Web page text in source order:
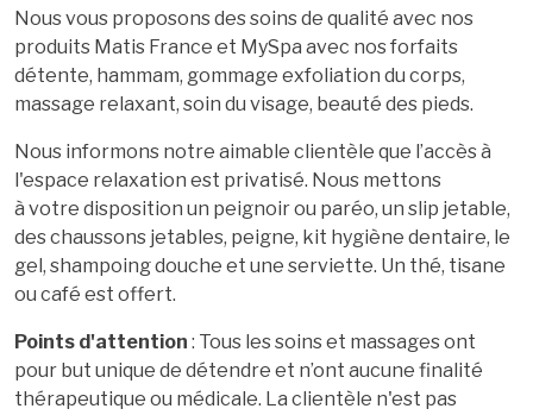
Nous vous proposons des soins de qualité avec nos
produits Matis France et MySpa avec nos forfaits
détente, hammam, gommage exfoliation du corps,
massage relaxant, soin du visage, beauté des pieds.
Nous informons notre aimable clientèle que l’accès à
l'espace relaxation est privatisé. Nous mettons
à votre disposition un peignoir ou paréo, un slip jetable,
des chaussons jetables, peigne, kit hygiène dentaire, le
gel, shampoing douche et une serviette. Un thé, tisane
ou café est offert.
Points d'attention : Tous les soins et massages ont
pour but unique de détendre et n’ont aucune finalité
thérapeutique ou médicale. La clientèle n'est pas